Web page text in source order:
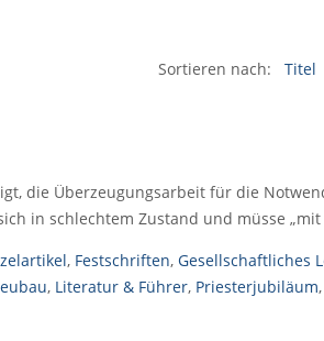
Sortieren nach: Titel
die Überzeugungsarbeit für die
in schlechtem Zustand und müsse
, Festschriften, Gesellschaftliches
, Literatur & Führer, Priesterjubiläum,